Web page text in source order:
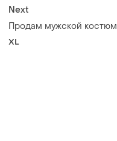
Next
Продам мужской костюм
XL